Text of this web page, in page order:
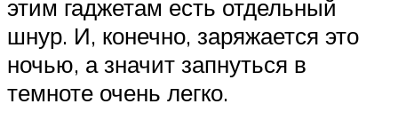
этим гаджетам есть отдельный
шнур. И, конечно, заряжается это
ночью, а значит запнуться в
темноте очень легко.